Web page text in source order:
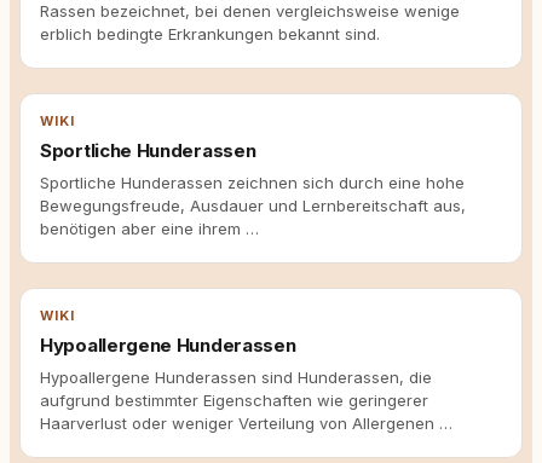
Rassen bezeichnet, bei denen vergleichsweise wenige
erblich bedingte Erkrankungen bekannt sind.
WIKI
Sportliche Hunderassen
Sportliche Hunderassen zeichnen sich durch eine hohe
Bewegungsfreude, Ausdauer und Lernbereitschaft aus,
benötigen aber eine ihrem …
WIKI
Hypoallergene Hunderassen
Hypoallergene Hunderassen sind Hunderassen, die
aufgrund bestimmter Eigenschaften wie geringerer
Haarverlust oder weniger Verteilung von Allergenen …